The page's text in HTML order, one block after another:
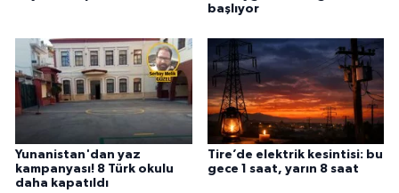
başlıyor
Yunanistan'dan yaz
kampanyası! 8 Türk okulu
daha kapatıldı
Tire’de elektrik kesintisi: bu
gece 1 saat, yarın 8 saat